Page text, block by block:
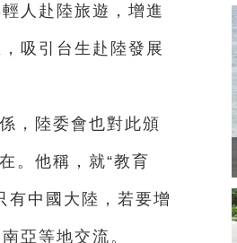
人赴陸旅遊，增進
吸引台生赴陸發展
，陸委會也對此頒
。他稱，就“教育
有中國大陸，若要增
亞等地交流。